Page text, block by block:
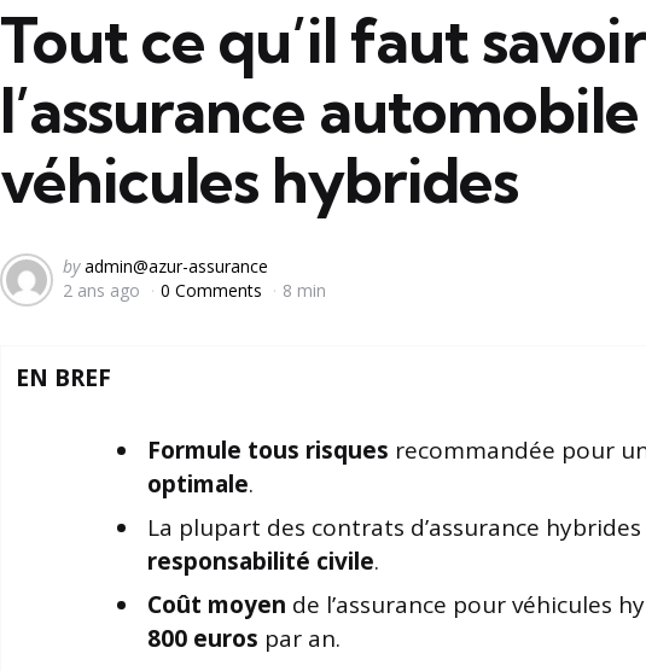
Tout ce qu’il faut
l’assurance
véhicules hybrides
Posted
by
by admin@azur-assurance
2 ans ago
0 Comments 8 min
EN BREF
Formule tous risques recommandée pour
optimale.
La plupart des contrats d’assurance
responsabilité civile.
Coût moyen de l’assurance pour véhicules
800 euros par an.